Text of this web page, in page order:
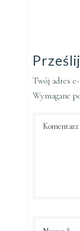
Twój adres
Wymagane